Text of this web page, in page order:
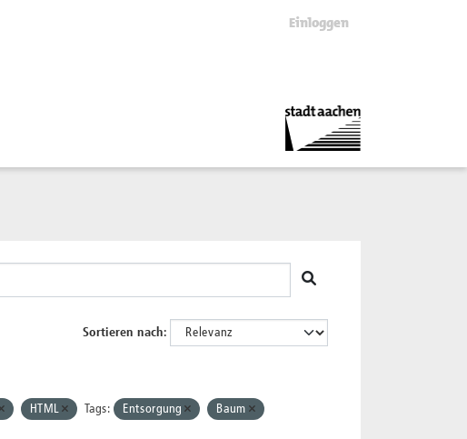
Einloggen
Sortieren nach
HTML Tags: Entsorgung Baum